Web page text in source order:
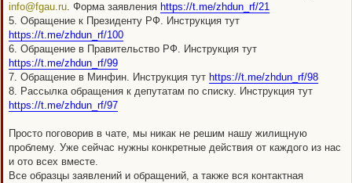
info@fgau.ru. Форма заявления https://t.me/zhdun_rf/21
5. Обращение к Президенту РФ. Инструкция тут
https://t.me/zhdun_rf/100
6. Обращение в Правительство РФ. Инструкция тут
https://t.me/zhdun_rf/99
7. Обращение в Минфин. Инструкция тут https://t.me/zhdun_rf/98
8. Рассылка обращения к депутатам по списку. Инструкция тут
https://t.me/zhdun_rf/97
Просто поговорив в чате, мы никак не решим нашу жилищную
проблему. Уже сейчас нужны конкретные действия от каждого из нас
и ото всех вместе.
Все образцы заявлений и обращений, а также вся контактная